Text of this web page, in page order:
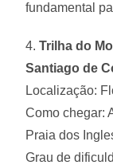
fundamental
4. Trilha do
Santiago de
Localização:
Como chegar:
Praia dos
Grau de